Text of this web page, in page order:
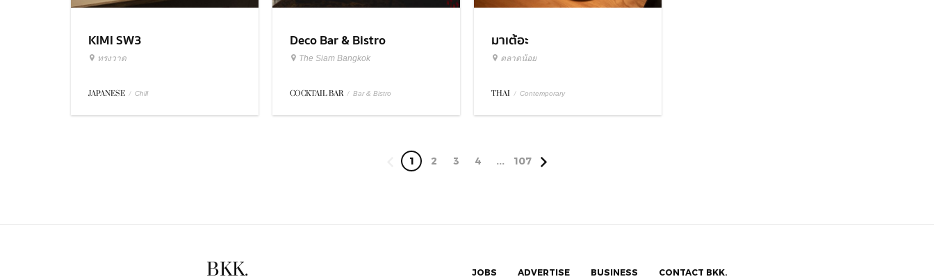
KIMI SW3
ทรงวาด
JAPANESE / Chill
Deco Bar & Bistro
The Siam Bangkok
COCKTAIL BAR / Bar & Bistro
มาเต้อะ
ตลาดน้อย
THAI / Contemporary
1 2 3 4 ... 107
BKK. JOBS ADVERTISE BUSINESS CONTACT BKK.